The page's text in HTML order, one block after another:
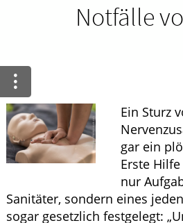
Ratgeber
Krankheiten & Therapie
ELTERN UND KIND
Notfälle
Ein Sturz
gar ein
Erste
nur
Sanitäter, sondern eines
sogar gesetzlich festgelegt: